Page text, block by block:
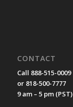
CONTACT
Call 888-515-0009
or 818-500-7777
9 am – 5 pm (PST)